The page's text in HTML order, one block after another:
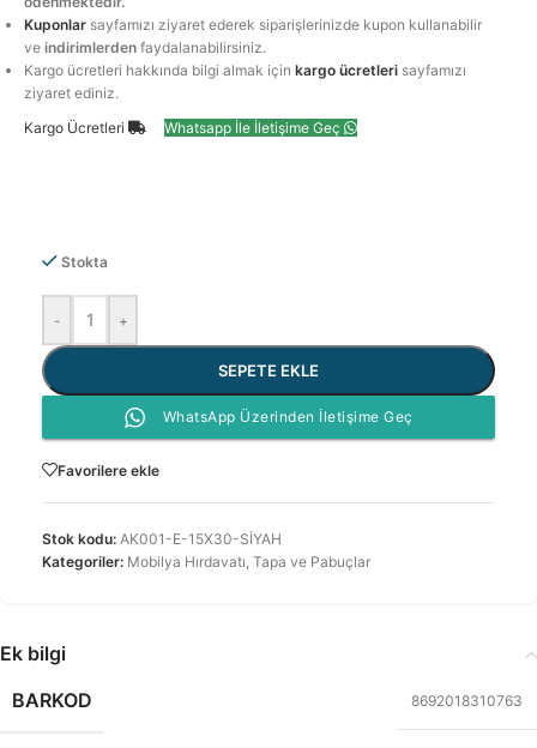
Kuponlar sayfamızı ziyaret ederek siparişlerinizde kupon kullanabilir
veindirimlerden faydalanabilirsiniz.
Kargo ücretleri hakkında bilgi almak içinkargo ücretleri sayfamızı
ziyaret ediniz.
Kargo Ücretleri
Whatsapp İle İletişime Geç
Stokta
- +
SEPETE EKLE
WhatsApp Üzerinden İletişime Geç
Favorilere ekle
Stok kodu: AK001-E-15X30-SİYAH
Kategoriler: Mobilya Hırdavatı, Tapa ve Pabuçlar
Ek bilgi
BARKOD
8692018310763